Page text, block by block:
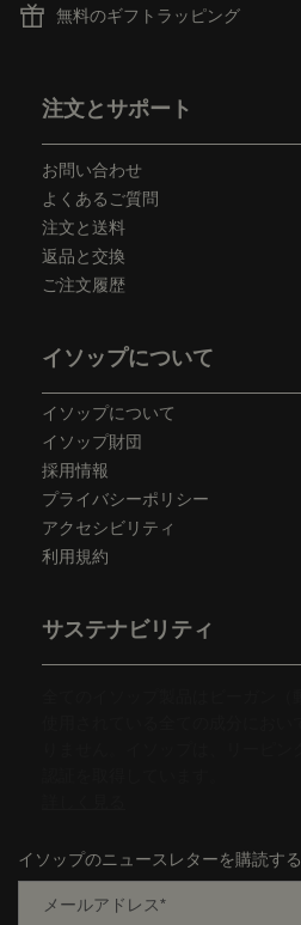
無料のギフトラッピング
注文とサポート
お問い合わせ
よくあるご質問
注文と送料
返品と交換
ご注文履歴
イソップについて
イソップについて
イソップ財団
採用情報
プライバシーポリシー
アクセシビリティ
利用規約
サステナビリティ
イソップのニュースレターを購読する
メールアドレス*